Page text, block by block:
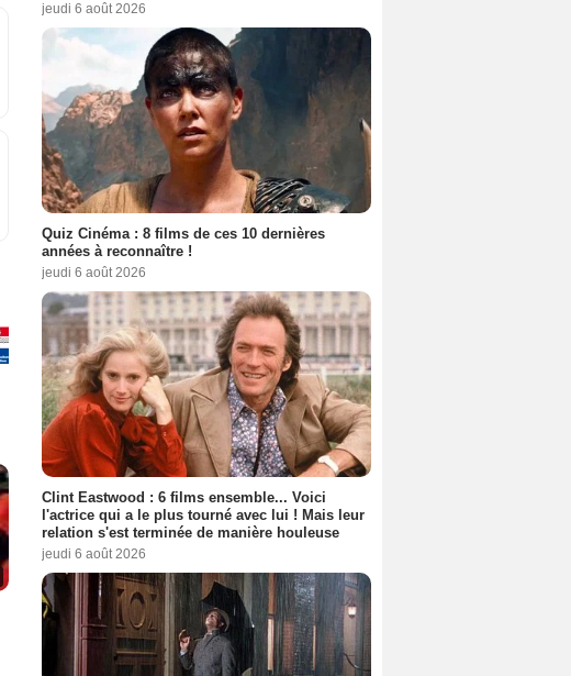
jeudi 6 août 2026
Quiz Cinéma : 8 films de ces 10 dernières
années à reconnaître !
jeudi 6 août 2026
Clint Eastwood : 6 films ensemble... Voici
l'actrice qui a le plus tourné avec lui ! Mais leur
relation s'est terminée de manière houleuse
jeudi 6 août 2026